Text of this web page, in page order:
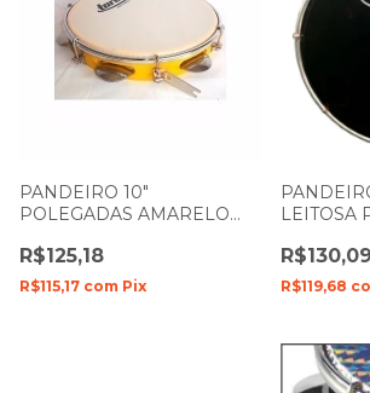
PANDEIRO 10"
POLEGADAS AMARELO
TP-309 TORELLI
R$125,18
R$115,17 com Pix
LEITOSA
R$130,09
R$119,68